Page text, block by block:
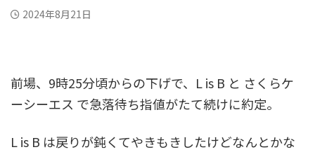
2024年8月21日
前場、9時25分頃からの下げで、L is B と さくらケ
ーシーエス で急落待ち指値がたて続けに約定。
L is B は戻りが鈍くてやきもきしたけどなんとかな